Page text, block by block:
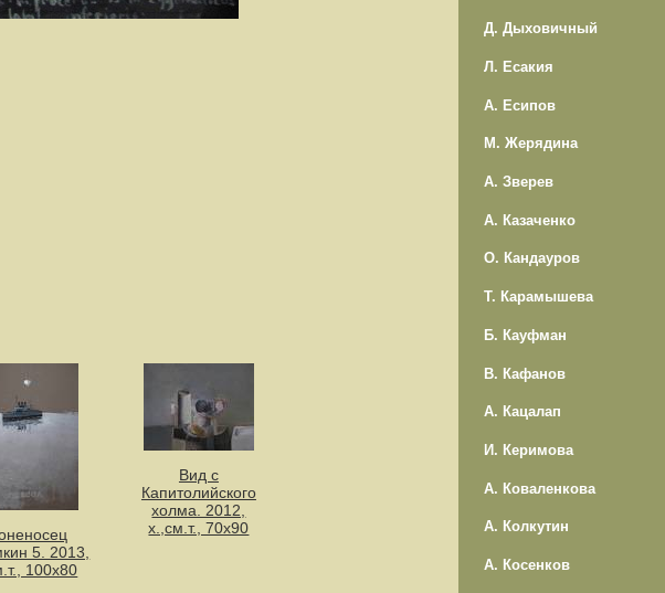
5. 2013,
100х80
Вид с
Капитолийского
холма. 2012,
х.,см.т., 70х90
Д. Дыховичный
Л. Есакия
А. Есипов
М. Жерядина
А. Зверев
А. Казаченко
О. Кандауров
Т. Карамышева
Б. Кауфман
В. Кафанов
А. Кацалап
И. Керимова
А. Коваленкова
А. Колкутин
А. Косенков